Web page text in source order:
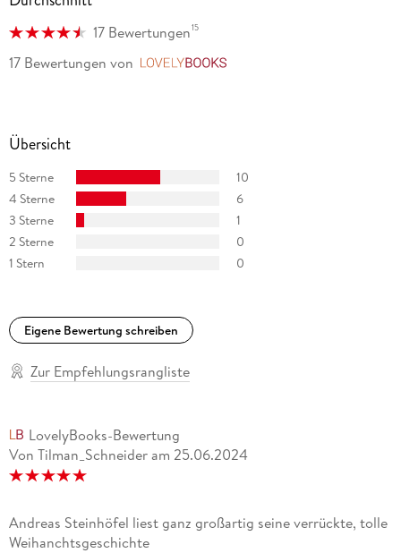
17 Bewertungen15
17 Bewertungen von
Übersicht
5 Sterne
10
4 Sterne
6
3 Sterne
1
2 Sterne
0
1 Stern
0
Eigene Bewertung schreiben
Zur Empfehlungsrangliste
LovelyBooks-Bewertung
Von Tilman_Schneider am 25.06.2024
Andreas Steinhöfel liest ganz großartig seine verrückte, tolle
Weihanchtsgeschichte